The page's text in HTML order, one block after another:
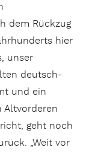
dem Rückzug
hier
unser
deutsch-
und ein
Altvorderen
geht noch
„Weit vor